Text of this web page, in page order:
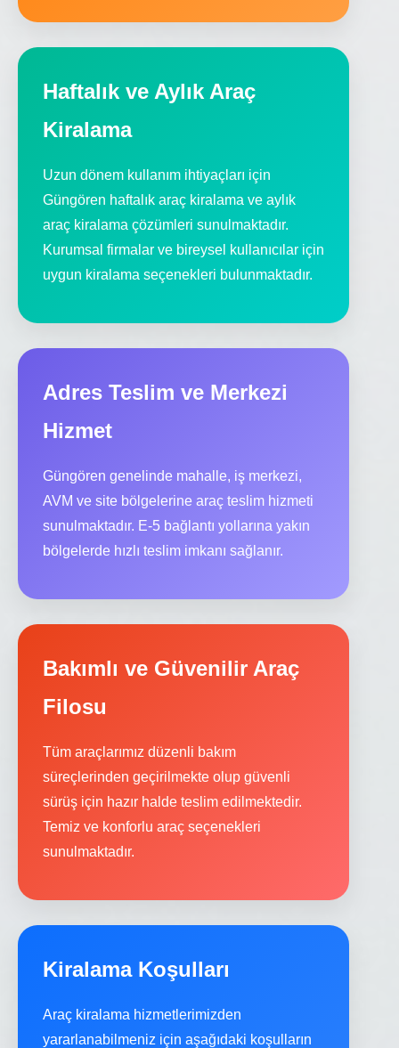
Haftalık ve Aylık Araç
Kiralama
Uzun dönem kullanım ihtiyaçları için
Güngören haftalık araç kiralama ve aylık
araç kiralama çözümleri sunulmaktadır.
Kurumsal firmalar ve bireysel kullanıcılar için
uygun kiralama seçenekleri bulunmaktadır.
Adres Teslim ve Merkezi
Hizmet
Güngören genelinde mahalle, iş merkezi,
AVM ve site bölgelerine araç teslim hizmeti
sunulmaktadır. E-5 bağlantı yollarına yakın
bölgelerde hızlı teslim imkanı sağlanır.
Bakımlı ve Güvenilir Araç
Filosu
Tüm araçlarımız düzenli bakım
süreçlerinden geçirilmekte olup güvenli
sürüş için hazır halde teslim edilmektedir.
Temiz ve konforlu araç seçenekleri
sunulmaktadır.
Kiralama Koşulları
Araç kiralama hizmetlerimizden
yararlanabilmeniz için aşağıdaki koşulların